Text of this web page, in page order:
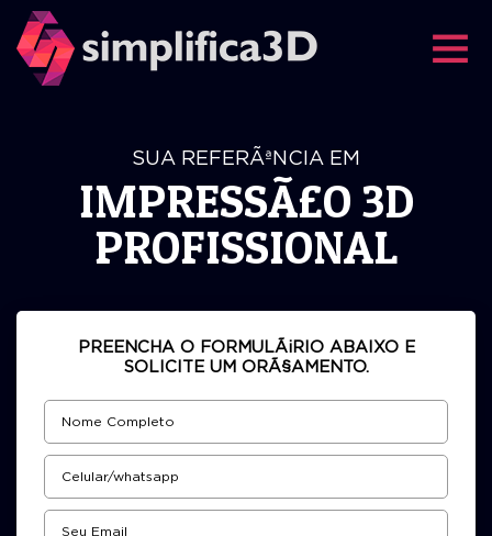
SUA REFERÃªNCIA EM
IMPRESSÃ£O 3D
PROFISSIONAL
PREENCHA O FORMULÃ¡RIO ABAIXO E
SOLICITE UM ORÃ§AMENTO.